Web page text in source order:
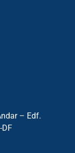
– Edf.